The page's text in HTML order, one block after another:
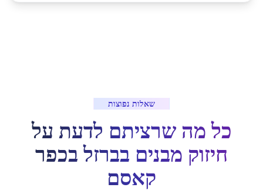
שאלות נפוצות
כל מה שרציתם לדעת על
חיזוק מבנים בברזלבכפר
קאסם